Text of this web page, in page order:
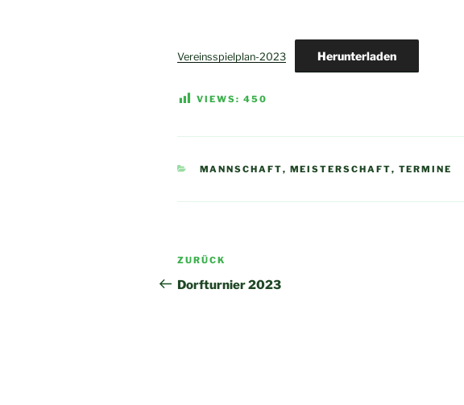
Vereinsspielplan-2023 Herunterladen
VIEWS: 450
KATEGORIEN
MANNSCHAFT, MEISTERSCHAFT, TERMINE
Beitragsnavigation
Vorheriger
Beitrag
ZURÜCK
Dorfturnier 2023